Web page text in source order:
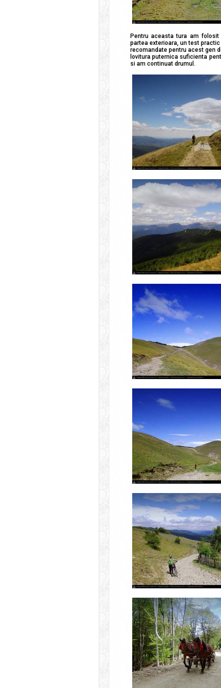
Pentru aceasta tura am
partea exterioara, un test
recomandate pentru acest gen
lovitura puternica suficienta
si am continuat drumul.